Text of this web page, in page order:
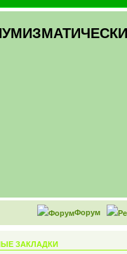
Форум
ЗАКЛАДКИ